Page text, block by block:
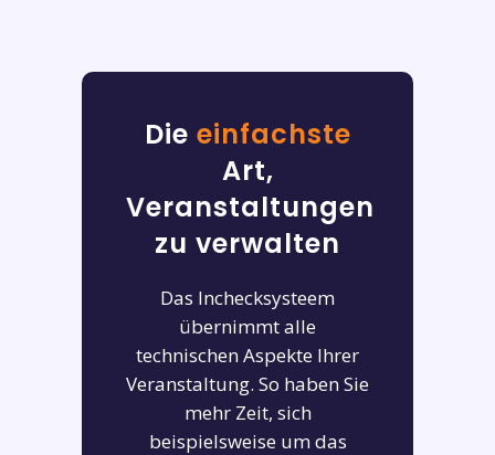
Die einfachste
Art,
Veranstaltungen
zu verwalten
Das Inchecksysteem
übernimmt alle
technischen Aspekte Ihrer
Veranstaltung. So haben Sie
mehr Zeit, sich
beispielsweise um das